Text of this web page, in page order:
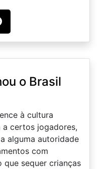
o Brasil
à cultura
certos jogadores,
alguma autoridade
com
que sequer crianças